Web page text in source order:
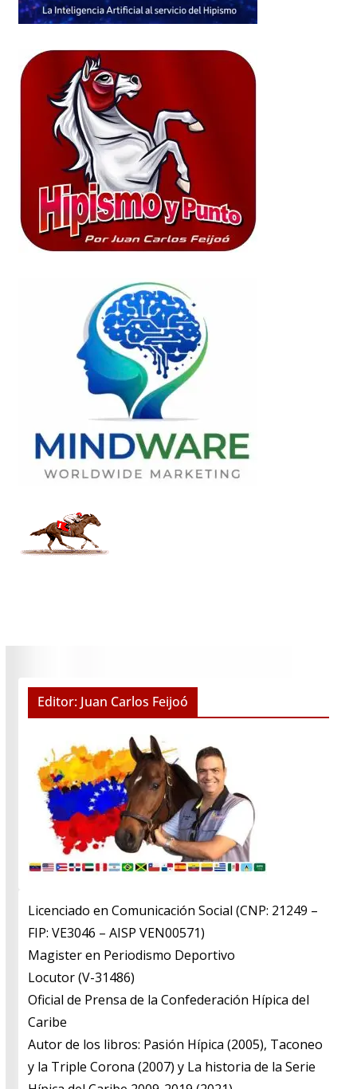
Editor: Juan Carlos Feijoó
Licenciado en Comunicación Social (CNP: 21249 –
FIP: VE3046 – AISP VEN00571)
​Magister en Periodismo Deportivo
​Locutor (V-31486)
​Oficial de Prensa de la Confederación Hípica del
Caribe
​Autor de los libros: Pasión Hípica (2005), Taconeo
y la Triple Corona (2007) y La historia de la Serie